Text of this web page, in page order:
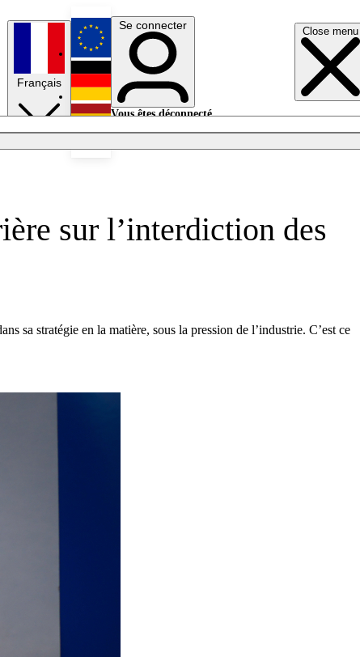
Close menu
Français
English
Deutsch
Se connecter
Vous êtes déconnecté.
sur l’interdiction des
sa stratégie en la matière, sous la pression de l’industrie. C’est ce